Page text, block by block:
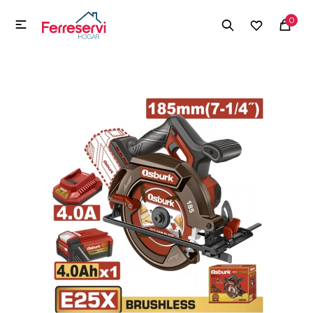
0

MI CUENTA
Herramientas y Construcción
Electrodomésticos
Tecnología
Deportes